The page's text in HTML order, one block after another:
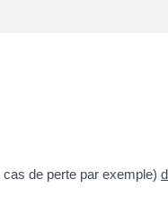
cas de perte par exemple)